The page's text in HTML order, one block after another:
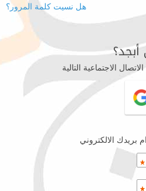
هل نسيت كلمة المرور؟
الاجتماعية التالية
بريدك الالكتروني